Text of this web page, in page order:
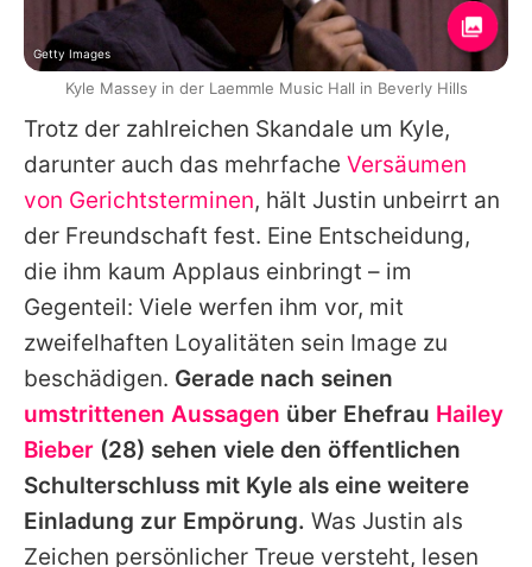
Trotz der zahlreichen Skandale um Kyle,
darunter auch das mehrfache Versäumen
von Gerichtsterminen, hält Justin unbeirrt an
der Freundschaft fest. Eine Entscheidung,
die ihm kaum Applaus einbringt – im
Gegenteil: Viele werfen ihm vor, mit
zweifelhaften Loyalitäten sein Image zu
beschädigen. Gerade nach seinen
umstrittenen Aussagen über Ehefrau Hailey
Bieber (28) sehen viele den öffentlichen
Schulterschluss mit Kyle als eine weitere
Einladung zur Empörung. Was Justin als
Zeichen persönlicher Treue versteht, lesen
Getty Images
Kyle Massey in der Laemmle Music Hall in Beverly Hills